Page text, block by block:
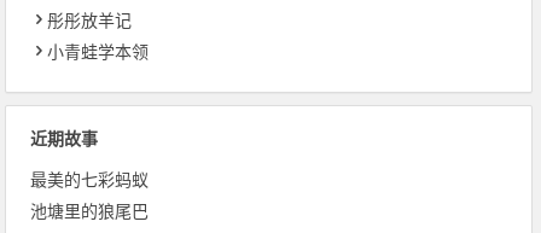
彤彤放羊记
小青蛙学本领
近期故事
最美的七彩蚂蚁
池塘里的狼尾巴